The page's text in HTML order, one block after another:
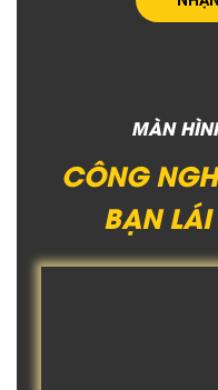
MÀN
CÔNG
BẠN